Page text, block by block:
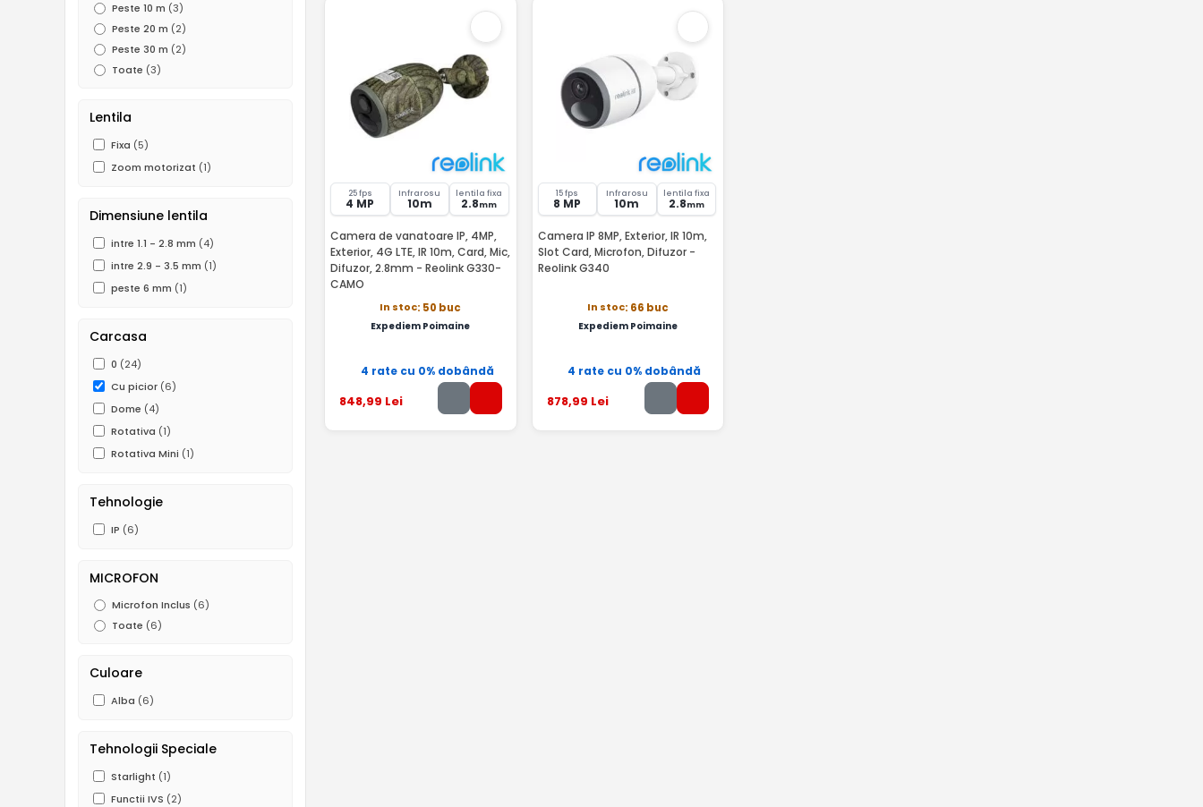
Peste 10 m (3)
Peste 20 m (2)
Peste 30 m (2)
Toate (3)
Lentila
Fixa (5)
Zoom motorizat (1)
Dimensiune lentila
intre 1.1 - 2.8 mm (4)
intre 2.9 - 3.5 mm (1)
peste 6 mm (1)
Carcasa
0 (24)
Cu picior (6)
Dome (4)
Rotativa (1)
Rotativa Mini (1)
Tehnologie
IP (6)
MICROFON
Microfon Inclus (6)
Toate (6)
Culoare
Alba (6)
Tehnologii Speciale
Starlight (1)
Functii IVS (2)
25 fps
4 MP
Infrarosu
10m
lentila fixa
2.8mm
Camera de vanatoare IP, 4MP,
Exterior, 4G LTE, IR 10m, Card, Mic,
Difuzor, 2.8mm - Reolink G330-
CAMO
In stoc: 50 buc
Expediem Poimaine
4 rate cu 0% dobândă
848,99 Lei
15 fps
8 MP
Infrarosu
10m
lentila fixa
2.8mm
Camera IP 8MP, Exterior, IR 10m,
Slot Card, Microfon, Difuzor -
Reolink G340
In stoc: 66 buc
Expediem Poimaine
4 rate cu 0% dobândă
878,99 Lei